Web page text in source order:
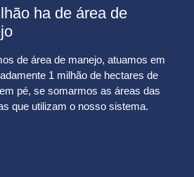
ha de área de
de área de manejo, atuamos em
1 milhão de hectares de
pé, se somarmos as áreas das
que utilizam o nosso sistema.